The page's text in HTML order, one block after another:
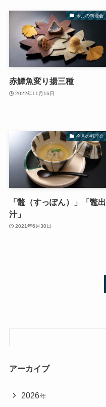
今月の料理会
赤鱏魚変り揚三種
2022年11月16日
今月の料理会
「鼈（すっぽん）」「鼈出
汁」
2021年6月30日
アーカイブ
2026年